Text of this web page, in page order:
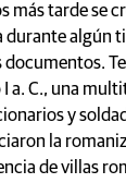
más tarde se
durante algún
I a. C., una
y
la
de villas